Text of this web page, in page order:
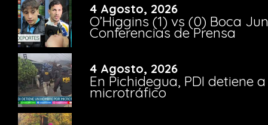
4 Agosto, 2026
O’Higgins (1) vs (0) Boca
Conferencias de Prensa
4 Agosto, 2026
En Pichidegua, PDI detiene
microtráfico